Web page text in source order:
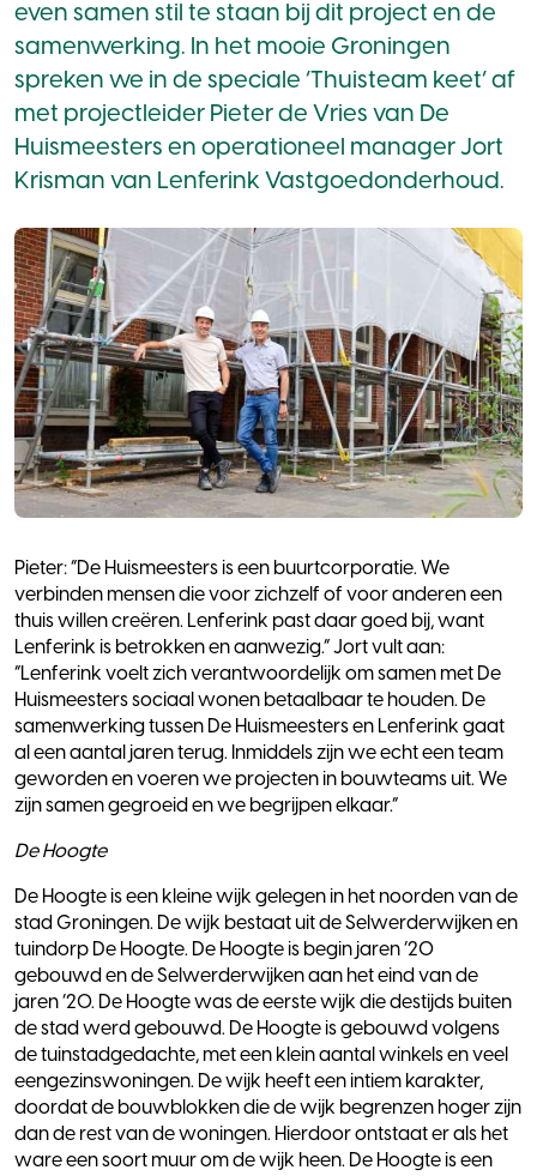
even samen stil te staan bij dit project en de
samenwerking. In het mooie Groningen
spreken we in de speciale ‘Thuisteam keet’ af
met projectleider Pieter de Vries van De
Huismeesters en operationeel manager Jort
Krisman van Lenferink Vastgoedonderhoud.
Pieter: “De Huismeesters is een buurtcorporatie. We
verbinden mensen die voor zichzelf of voor anderen een
thuis willen creëren. Lenferink past daar goed bij, want
Lenferink is betrokken en aanwezig.” Jort vult aan:
“Lenferink voelt zich verantwoordelijk om samen met De
Huismeesters sociaal wonen betaalbaar te houden. De
samenwerking tussen De Huismeesters en Lenferink gaat
al een aantal jaren terug. Inmiddels zijn we echt een team
geworden en voeren we projecten in bouwteams uit. We
zijn samen gegroeid en we begrijpen elkaar.”
De Hoogte
De Hoogte is een kleine wijk gelegen in het noorden van de
stad Groningen. De wijk bestaat uit de Selwerderwijken en
tuindorp De Hoogte. De Hoogte is begin jaren ’20
gebouwd en de Selwerderwijken aan het eind van de
jaren ’20. De Hoogte was de eerste wijk die destijds buiten
de stad werd gebouwd. De Hoogte is gebouwd volgens
de tuinstadgedachte, met een klein aantal winkels en veel
eengezinswoningen. De wijk heeft een intiem karakter,
doordat de bouwblokken die de wijk begrenzen hoger zijn
dan de rest van de woningen. Hierdoor ontstaat er als het
ware een soort muur om de wijk heen. De Hoogte is een